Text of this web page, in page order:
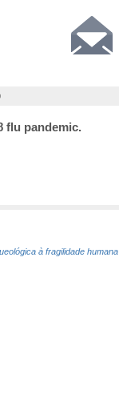
flu pandemic.
à fragilidade humana